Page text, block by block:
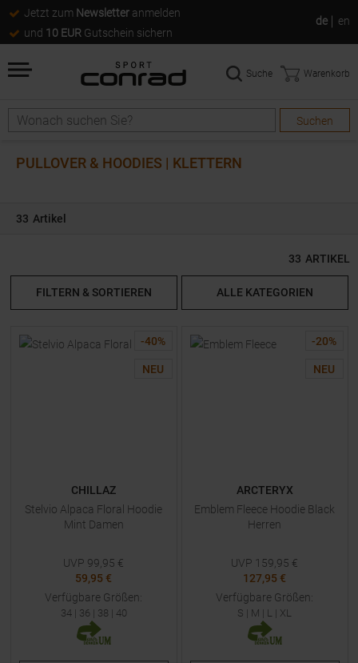
Jetzt zum Newsletter anmelden
und 10 EUR Gutschein sichern
de en
Suche
Suchen
Suche Warenkorb
PULLOVER & HOODIES | KLETTERN
33 Artikel
33 ARTIKEL
FILTERN & SORTIEREN ALLE KATEGORIEN
-40%
NEU
CHILLAZ
Stelvio Alpaca Floral Hoodie
Mint Damen
UVP 99,95 €
59,95 €
Verfügbare Größen:
34| 36 | 38 | 40
-20%
NEU
ARCTERYX
Emblem Fleece Hoodie Black
Herren
UVP 159,95 €
127,95 €
Verfügbare Größen:
S | M | L | XL